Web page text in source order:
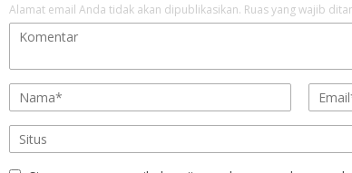
Alamat email Anda tidak akan dipublikasikan. Ruas yang wajib